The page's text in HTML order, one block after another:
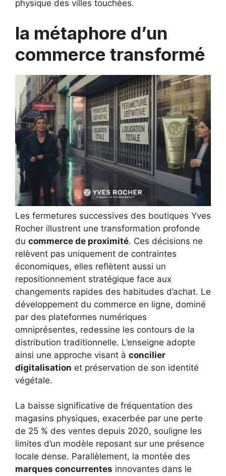
physique des villes touchées.
la métaphore d’un
commerce transformé
Les fermetures successives des boutiques Yves
Rocher illustrent une transformation profonde
du commerce de proximité. Ces décisions ne
relèvent pas uniquement de contraintes
économiques, elles reflètent aussi un
repositionnement stratégique face aux
changements rapides des habitudes d’achat. Le
développement du commerce en ligne, dominé
par des plateformes numériques
omniprésentes, redessine les contours de la
distribution traditionnelle. L’enseigne adopte
ainsi une approche visant à concilier
digitalisation et préservation de son identité
végétale.
La baisse significative de fréquentation des
magasins physiques, exacerbée par une perte
de 25 % des ventes depuis 2020, souligne les
limites d’un modèle reposant sur une présence
locale dense. Parallèlement, la montée des
marques concurrentes innovantes dans le